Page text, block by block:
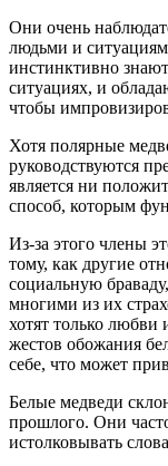
Они очень
людьми и
инстинктивно
ситуациях, и
чтобы
Хотя полярные
руководствуются
является ни
способ, которым
Из-за этого члены
тому, как другие
социальную
многими из их
хотят только
жестов обожания
себе, что может
Белые медведи
прошлого. Они
истолковывать